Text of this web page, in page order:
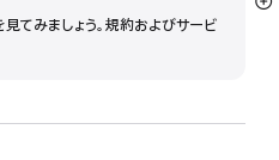
みましょう。規約およびサービ
詳